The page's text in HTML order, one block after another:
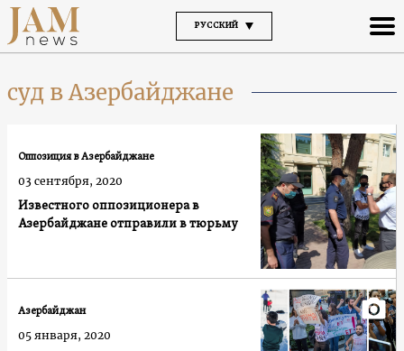
РУССКИЙ
суд в Азербайджане
Известного оппозиционера в
Азербайджане отправили в тюрьму
Оппозиция в Азербайджане
03 сентября, 2020
Азербайджан
05 января, 2020